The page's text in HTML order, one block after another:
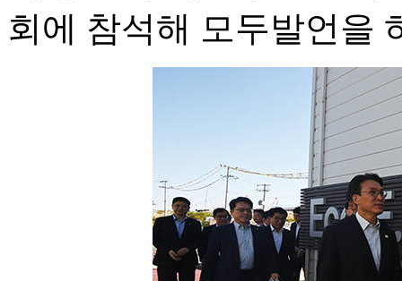
회에 참석해 모두발언을